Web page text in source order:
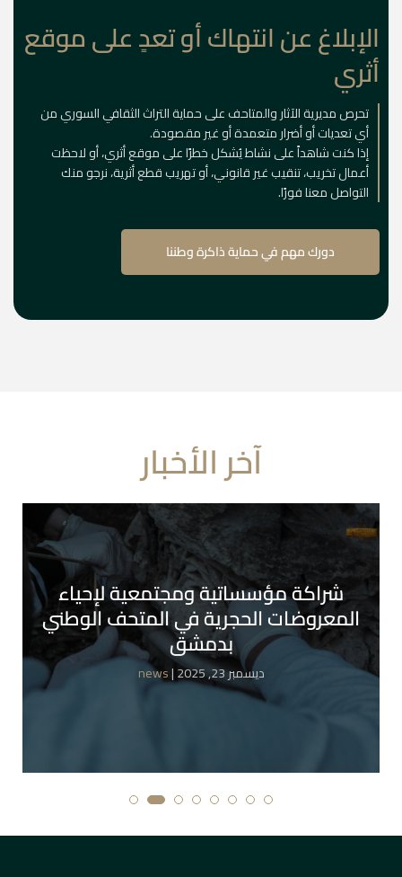
الإبلاغ عن انتهاك أو تعدٍ على موقع
أثري
تحرص مديرية الآثار والمتاحف على حماية التراث الثقافي السوري من
أي تعديات أو أضرار متعمدة أو غير مقصودة.
إذا كنت شاهداً على نشاط يُشكل خطرًا على موقع أثري، أو لاحظت
أعمال تخريب، تنقيب غير قانوني، أو تهريب قطع أثرية، نرجو منك
التواصل معنا فورًا.
دورك مهم في حماية ذاكرة وطننا
آخر الأخبار
شراكة مؤسساتية ومجتمعية لإحياء
المعروضات الحجرية في المتحف الوطني
بدمشق
news | ديسمبر 23, 2025